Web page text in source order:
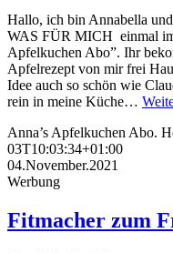
Hallo, ich bin Annabella
WAS FÜR MICH einmal
Apfelkuchen Abo”. Ihr
Apfelrezept von mir frei
Idee auch so schön wie
rein in meine Küche…
Anna’s Apfelkuchen Abo.
03T10:03:34+01:00
04.November.2021
Werbung
Fitmacher zum